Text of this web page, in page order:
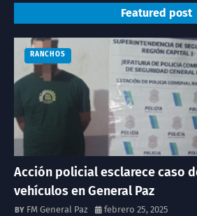
Featured post
RANCHOS
Acción policial esclarece caso
vehículos en General Paz
FM General Paz febrero 25, 2025